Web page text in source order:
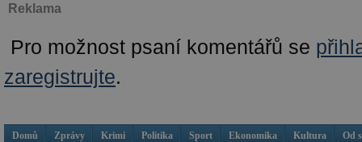
Reklama
Pro možnost psaní komentářů se
zaregistrujte.
Domů Zprávy Krimi Politika Sport Ekonomika Kultura Od